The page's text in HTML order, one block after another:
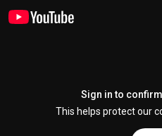
Sign in to
This helps protect our